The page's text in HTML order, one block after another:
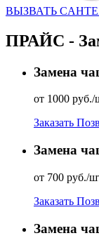
ВЫЗВАТЬ
ПРАЙС -
Замена
от 1000 руб./
Заказать
Замена
от 700 руб./
Заказать
Замена